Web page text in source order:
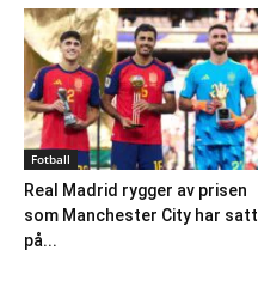
Fotball
Real Madrid rygger av prisen
som Manchester City har satt
på...